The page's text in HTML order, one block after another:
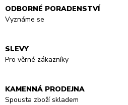
ODBORNÉ PORADENSTVÍ
Vyznáme se
SLEVY
Pro věrné zákazníky
KAMENNÁ PRODEJNA
Spousta zboží skladem